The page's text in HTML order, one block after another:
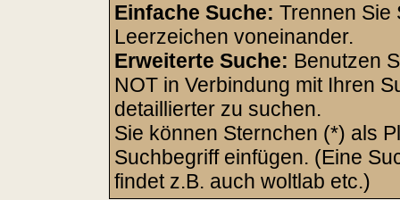
Einfache Suche: Trennen Sie
Leerzeichen voneinander.
Erweiterte Suche: Benutzen
NOT in Verbindung mit Ihren
detaillierter zu suchen.
Sie können Sternchen (*) als
Suchbegriff einfügen. (Eine
findet z.B. auch woltlab etc.)